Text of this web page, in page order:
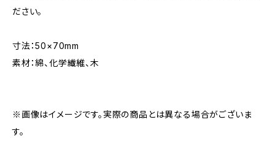
ださい。
寸法：50×70mm
素材：綿、化学繊維、木
※画像はイメージです。実際の商品とは異なる場合がございま
す。